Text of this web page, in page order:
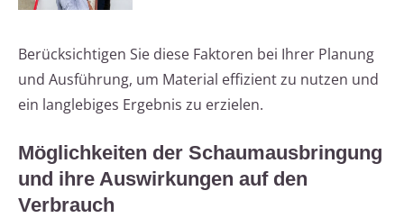
Berücksichtigen Sie diese Faktoren bei Ihrer Planung
und Ausführung, um Material effizient zu nutzen und
ein langlebiges Ergebnis zu erzielen.
Möglichkeiten der Schaumausbringung
und ihre Auswirkungen auf den
Verbrauch